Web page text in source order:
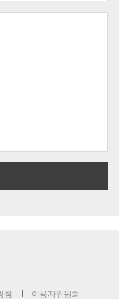
침 이용자위원회